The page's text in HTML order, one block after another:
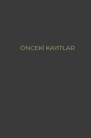
ÖNCEKI KAYITLAR